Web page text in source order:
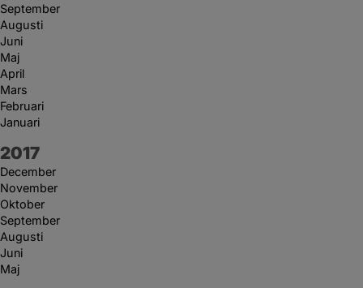
September
Augusti
Juni
Maj
April
Mars
Februari
Januari
År:
2017
December
November
Oktober
September
Augusti
Juni
Maj